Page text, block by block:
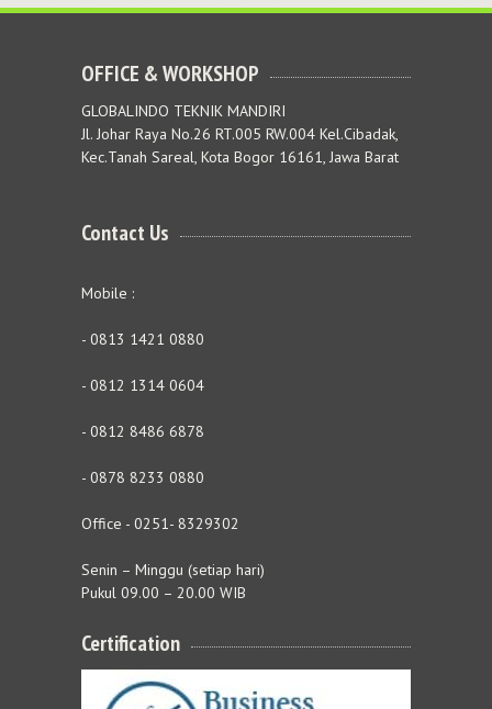
OFFICE & WORKSHOP
GLOBALINDO TEKNIK MANDIRI
Jl. Johar Raya No.26 RT.005 RW.004 Kel.Cibadak,
Kec.Tanah Sareal, Kota Bogor 16161, Jawa Barat
Contact Us
Mobile :
- 0813 1421 0880
- 0812 1314 0604
- 0812 8486 6878
- 0878 8233 0880
Office - 0251- 8329302
Senin – Minggu (setiap hari)
Pukul 09.00 – 20.00 WIB
Certification